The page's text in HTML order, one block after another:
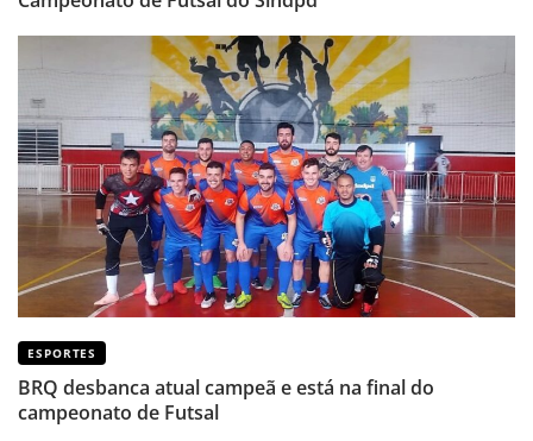
ESPORTES
BRQ desbanca atual campeã e está na final do
campeonato de Futsal